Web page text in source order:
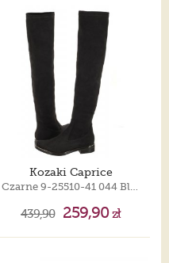
Kozaki Caprice
439,90 259,90zł